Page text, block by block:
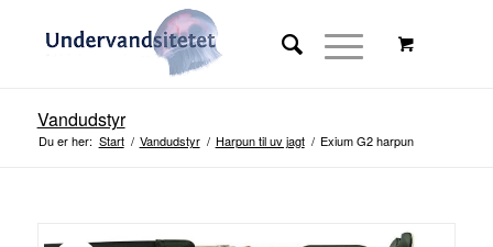
Vandudstyr
Du er her: Start / Vandudstyr / Harpun til uv jagt / Exium G2 harpun